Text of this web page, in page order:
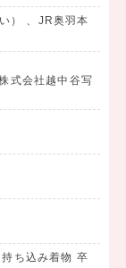
めです。
） 、JR奥羽本
式会社越中谷写
ち込み着物 卒